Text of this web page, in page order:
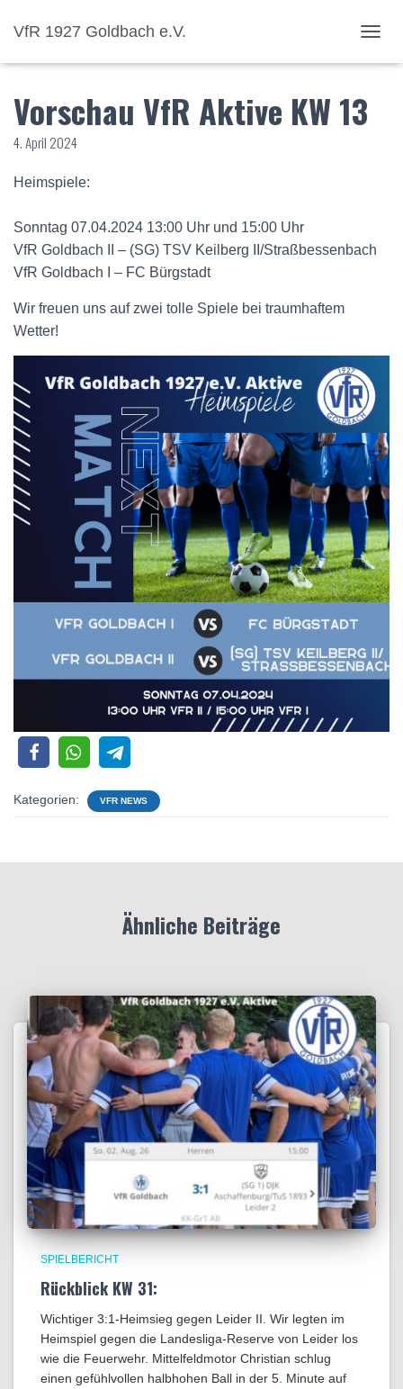
VfR 1927 Goldbach e.V.
Vorschau VfR Aktive KW 13
4. April 2024
Heimspiele:
Sonntag 07.04.2024 13:00 Uhr und 15:00 Uhr
VfR Goldbach II – (SG) TSV Keilberg II/Straßbessenbach
VfR Goldbach I – FC Bürgstadt
Wir freuen uns auf zwei tolle Spiele bei traumhaftem
Wetter!
Kategorien: VFR NEWS
Ähnliche Beiträge
SPIELBERICHT
Rückblick KW 31:
Wichtiger 3:1-Heimsieg gegen Leider II. Wir legten im
Heimspiel gegen die Landesliga-Reserve von Leider los
wie die Feuerwehr. Mittelfeldmotor Christian schlug
einen gefühlvollen halbhohen Ball in der 5. Minute auf